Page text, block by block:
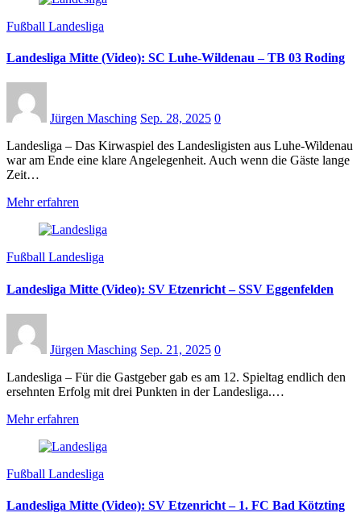
Fußball Landesliga
Landesliga Mitte (Video): SC Luhe-Wildenau – TB 03 Roding
Jürgen Masching Sep. 28, 2025 0
Landesliga – Das Kirwaspiel des Landesligisten aus Luhe-Wildenau
war am Ende eine klare Angelegenheit. Auch wenn die Gäste lange
Zeit…
Mehr erfahren
Fußball Landesliga
Landesliga Mitte (Video): SV Etzenricht – SSV Eggenfelden
Jürgen Masching Sep. 21, 2025 0
Landesliga – Für die Gastgeber gab es am 12. Spieltag endlich den
ersehnten Erfolg mit drei Punkten in der Landesliga.…
Mehr erfahren
Fußball Landesliga
Landesliga Mitte (Video): SV Etzenricht – 1. FC Bad Kötzting